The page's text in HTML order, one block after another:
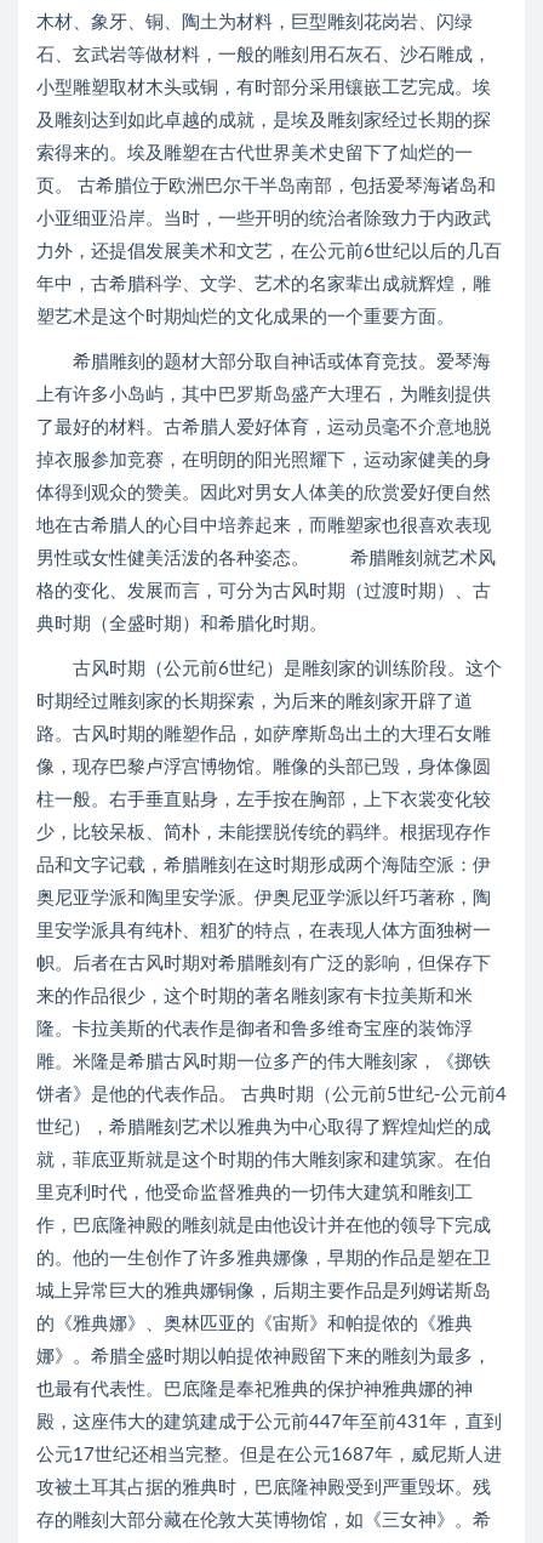
木材、象牙、铜、陶土为材料，巨型雕刻花岗岩、闪绿
石、玄武岩等做材料，一般的雕刻用石灰石、沙石雕成，
小型雕塑取材木头或铜，有时部分采用镶嵌工艺完成。埃
及雕刻达到如此卓越的成就，是埃及雕刻家经过长期的探
索得来的。埃及雕塑在古代世界美术史留下了灿烂的一
页。 古希腊位于欧洲巴尔干半岛南部，包括爱琴海诸岛和
小亚细亚沿岸。当时，一些开明的统治者除致力于内政武
力外，还提倡发展美术和文艺，在公元前6世纪以后的几百
年中，古希腊科学、文学、艺术的名家辈出成就辉煌，雕
塑艺术是这个时期灿烂的文化成果的一个重要方面。
希腊雕刻的题材大部分取自神话或体育竞技。爱琴海
上有许多小岛屿，其中巴罗斯岛盛产大理石，为雕刻提供
了最好的材料。古希腊人爱好体育，运动员毫不介意地脱
掉衣服参加竞赛，在明朗的阳光照耀下，运动家健美的身
体得到观众的赞美。因此对男女人体美的欣赏爱好便自然
地在古希腊人的心目中培养起来，而雕塑家也很喜欢表现
男性或女性健美活泼的各种姿态。 希腊雕刻就艺术风
格的变化、发展而言，可分为古风时期（过渡时期）、古
典时期（全盛时期）和希腊化时期。
古风时期（公元前6世纪）是雕刻家的训练阶段。这个
时期经过雕刻家的长期探索，为后来的雕刻家开辟了道
路。古风时期的雕塑作品，如萨摩斯岛出土的大理石女雕
像，现存巴黎卢浮宫博物馆。雕像的头部已毁，身体像圆
柱一般。右手垂直贴身，左手按在胸部，上下衣裳变化较
少，比较呆板、简朴，未能摆脱传统的羁绊。根据现存作
品和文字记载，希腊雕刻在这时期形成两个海陆空派：伊
奥尼亚学派和陶里安学派。伊奥尼亚学派以纤巧著称，陶
里安学派具有纯朴、粗犷的特点，在表现人体方面独树一
帜。后者在古风时期对希腊雕刻有广泛的影响，但保存下
来的作品很少，这个时期的著名雕刻家有卡拉美斯和米
隆。卡拉美斯的代表作是御者和鲁多维奇宝座的装饰浮
雕。米隆是希腊古风时期一位多产的伟大雕刻家，《掷铁
饼者》是他的代表作品。 古典时期（公元前5世纪-公元前4
世纪），希腊雕刻艺术以雅典为中心取得了辉煌灿烂的成
就，菲底亚斯就是这个时期的伟大雕刻家和建筑家。在伯
里克利时代，他受命监督雅典的一切伟大建筑和雕刻工
作，巴底隆神殿的雕刻就是由他设计并在他的领导下完成
的。他的一生创作了许多雅典娜像，早期的作品是塑在卫
城上异常巨大的雅典娜铜像，后期主要作品是列姆诺斯岛
的《雅典娜》、奥林匹亚的《宙斯》和帕提侬的《雅典
娜》。希腊全盛时期以帕提侬神殿留下来的雕刻为最多，
也最有代表性。巴底隆是奉祀雅典的保护神雅典娜的神
殿，这座伟大的建筑建成于公元前447年至前431年，直到
公元17世纪还相当完整。但是在公元1687年，威尼斯人进
攻被土耳其占据的雅典时，巴底隆神殿受到严重毁坏。残
存的雕刻大部分藏在伦敦大英博物馆，如《三女神》。希